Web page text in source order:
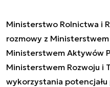
Ministerstwo Rolnictwa i
rozmowy z
Ministerstwem Aktywów
Ministerstwem Rozwoju i
wykorzystania